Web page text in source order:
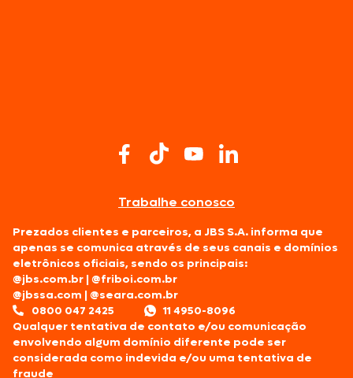
Trabalhe conosco
Prezados clientes e parceiros, a JBS S.A. informa que
apenas se comunica através de seus canais e domínios
eletrônicos oficiais, sendo os principais:
@jbs.com.br |@friboi.com.br
@jbssa.com |@seara.com.br
0800 047 2425
11 4950-8096
Qualquer tentativa de contato e/ou comunicação
envolvendo algum domínio diferente pode ser
considerada como indevida e/ou uma tentativa de
fraude